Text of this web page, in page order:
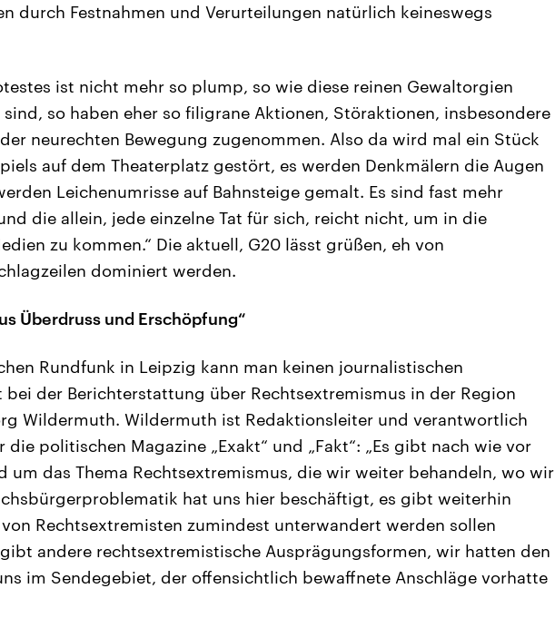
durch Festnahmen und Verurteilungen natürlich keineswegs
ist nicht mehr so plump, so wie diese reinen Gewaltorgien
so haben eher so filigrane Aktionen, Störaktionen, insbesondere
neurechten Bewegung zugenommen. Also da wird mal ein Stück
auf dem Theaterplatz gestört, es werden Denkmälern die Augen
Leichenumrisse auf Bahnsteige gemalt. Es sind fast mehr
die allein, jede einzelne Tat für sich, reicht nicht, um in die
zu kommen.“ Die aktuell, G20 lässt grüßen, eh von
dominiert werden.
Überdruss und Erschöpfung“
Rundfunk in Leipzig kann man keinen journalistischen
bei der Berichterstattung über Rechtsextremismus in der Region
Wildermuth. Wildermuth ist Redaktionsleiter und verantwortlich
die politischen Magazine „Exakt“ und „Fakt“: „Es gibt nach wie vor
um das Thema Rechtsextremismus, die wir weiter behandeln, wo wir
hat uns hier beschäftigt, es gibt weiterhin
Rechtsextremisten zumindest unterwandert werden sollen
andere rechtsextremistische Ausprägungsformen, wir hatten den
im Sendegebiet, der offensichtlich bewaffnete Anschläge vorhatte